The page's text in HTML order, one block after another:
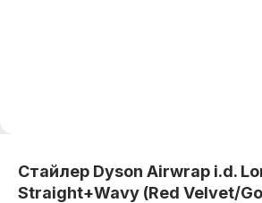
Стайлер Dyson Airwrap i.d.
Straight+Wavy (Red Velvet/